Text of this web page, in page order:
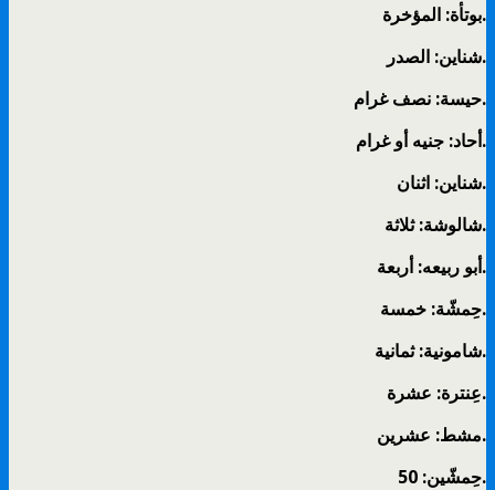
بوتأة: المؤخرة.
شناين: الصدر.
حيسة: نصف غرام.
أحاد: جنيه أو غرام.
شناين: اثنان.
شالوشة: ثلاثة.
أبو ربيعه: أربعة.
حِمشّة: خمسة.
شامونية: ثمانية.
عِنترة: عشرة.
مشط: عشرين.
حِمشّين: 50.